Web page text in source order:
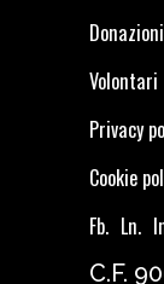
Donazioni
Volontari
Privacy
Cookie
Fb. Ln.
C.F.